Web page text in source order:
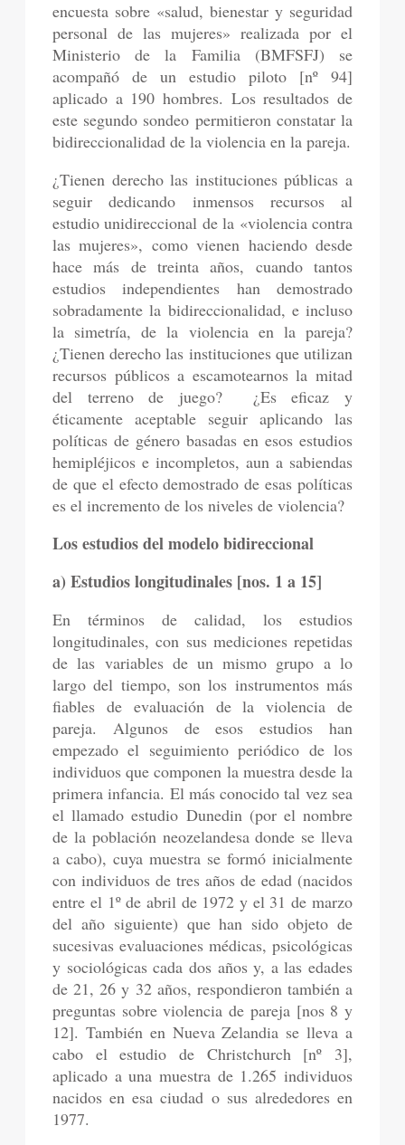
encuesta sobre «salud, bienestar y seguridad
personal de las mujeres» realizada por el
Ministerio de la Familia (BMFSFJ) se
acompañó de un estudio piloto [nº 94]
aplicado a 190 hombres. Los resultados de
este segundo sondeo permitieron constatar la
bidireccionalidad de la violencia en la pareja.
¿Tienen derecho las instituciones públicas a
seguir dedicando inmensos recursos al
estudio unidireccional de la «violencia contra
las mujeres», como vienen haciendo desde
hace más de treinta años, cuando tantos
estudios independientes han demostrado
sobradamente la bidireccionalidad, e incluso
la simetría, de la violencia en la pareja?
¿Tienen derecho las instituciones que utilizan
recursos públicos a escamotearnos la mitad
del terreno de juego? ¿Es eficaz y
éticamente aceptable seguir aplicando las
políticas de género basadas en esos estudios
hemipléjicos e incompletos, aun a sabiendas
de que el efecto demostrado de esas políticas
es el incremento de los niveles de violencia?
Los estudios del modelo bidireccional
a) Estudios longitudinales [nos. 1 a 15]
En términos de calidad, los estudios
longitudinales, con sus mediciones repetidas
de las variables de un mismo grupo a lo
largo del tiempo, son los instrumentos más
fiables de evaluación de la violencia de
pareja. Algunos de esos estudios han
empezado el seguimiento periódico de los
individuos que componen la muestra desde la
primera infancia. El más conocido tal vez sea
el llamado estudio Dunedin (por el nombre
de la población neozelandesa donde se lleva
a cabo), cuya muestra se formó inicialmente
con individuos de tres años de edad (nacidos
entre el 1º de abril de 1972 y el 31 de marzo
del año siguiente) que han sido objeto de
sucesivas evaluaciones médicas, psicológicas
y sociológicas cada dos años y, a las edades
de 21, 26 y 32 años, respondieron también a
preguntas sobre violencia de pareja [nos 8 y
12]. También en Nueva Zelandia se lleva a
cabo el estudio de Christchurch [nº 3],
aplicado a una muestra de 1.265 individuos
nacidos en esa ciudad o sus alrededores en
1977.